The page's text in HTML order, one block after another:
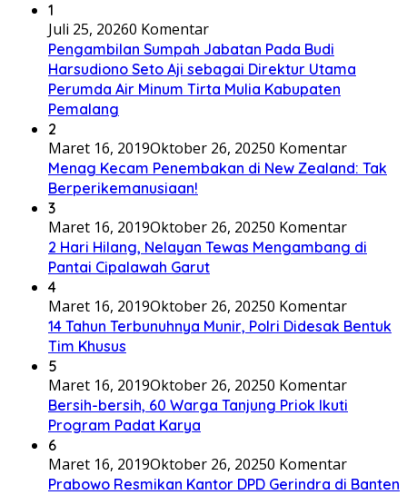
1
Juli 25, 20260 Komentar
Pengambilan Sumpah Jabatan Pada Budi
Harsudiono Seto Aji sebagai Direktur Utama
Perumda Air Minum Tirta Mulia Kabupaten
Pemalang
2
Maret 16, 2019Oktober 26, 20250 Komentar
Menag Kecam Penembakan di New Zealand: Tak
Berperikemanusiaan!
3
Maret 16, 2019Oktober 26, 20250 Komentar
2 Hari Hilang, Nelayan Tewas Mengambang di
Pantai Cipalawah Garut
4
Maret 16, 2019Oktober 26, 20250 Komentar
14 Tahun Terbunuhnya Munir, Polri Didesak Bentuk
Tim Khusus
5
Maret 16, 2019Oktober 26, 20250 Komentar
Bersih-bersih, 60 Warga Tanjung Priok Ikuti
Program Padat Karya
6
Maret 16, 2019Oktober 26, 20250 Komentar
Prabowo Resmikan Kantor DPD Gerindra di Banten